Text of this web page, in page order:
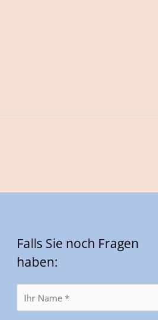
Falls Sie noch Fragen
haben: